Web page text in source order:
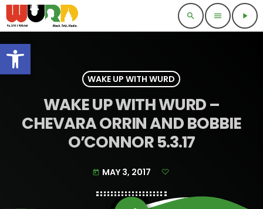
Open toolbar
search menu play_arrow
WAKE UP WITH WURD
WAKE UP WITH WURD –
CHEVARA ORRIN AND BOBBIE
O’CONNOR 5.3.17
today MAY 3, 2017